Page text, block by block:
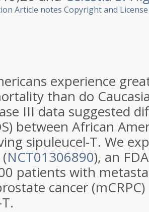
Article notes Copyright and
experience
than do
III data suggested
between African
sipuleucel-T. We
NCT01306890), an
patients with
cancer